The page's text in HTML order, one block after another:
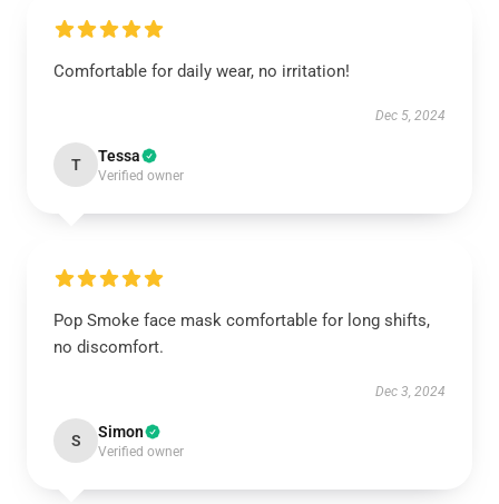
Comfortable for daily wear, no irritation!
Dec 5, 2024
T Tessa
Verified owner
Pop Smoke face mask comfortable for long shifts,
no discomfort.
Dec 3, 2024
S Simon
Verified owner